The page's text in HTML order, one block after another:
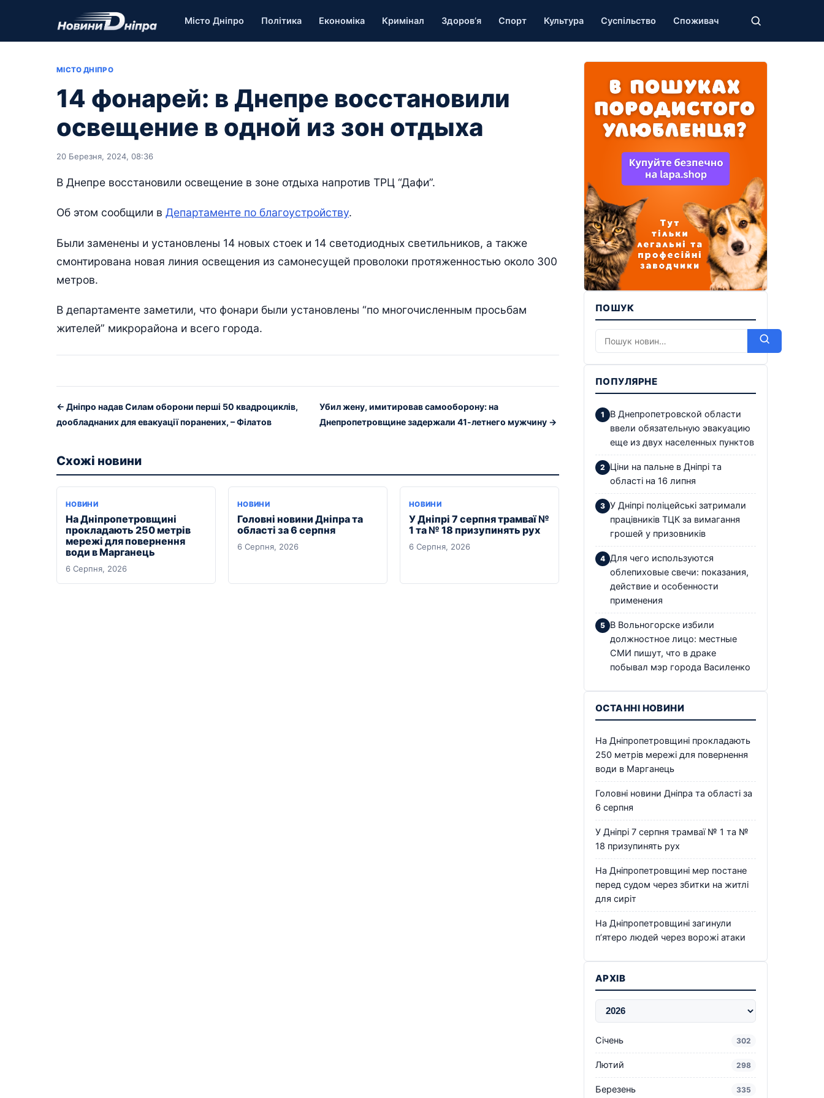
Місто Дніпро Політика Економіка Кримінал Здоров’я Спорт Культура Суспільство Споживач
МІСТО ДНІПРО
14 фонарей: в Днепре восстановили
освещение в одной из зон отдыха
20 Березня, 2024, 08:36
В Днепре восстановили освещение в зоне отдыха напротив ТРЦ “Дафи”.
Об этом сообщили в Департаменте по благоустройству.
Были заменены и установлены 14 новых стоек и 14 светодиодных светильников, а также
смонтирована новая линия освещения из самонесущей проволоки протяженностью около 300
метров.
В департаменте заметили, что фонари были установлены “по многочисленным просьбам
жителей” микрорайона и всего города.
← Дніпро надав Силам оборони перші 50 квадроциклів,
дообладнаних для евакуації поранених, – Філатов
Убил жену, имитировав самооборону: на
Днепропетровщине задержали 41-летнего мужчину →
Схожі новини
НОВИНИ
На Дніпропетровщині
прокладають 250 метрів
мережі для повернення
води в Марганець
6 Серпня, 2026
НОВИНИ
Головні новини Дніпра та
області за 6 серпня
6 Серпня, 2026
НОВИНИ
У Дніпрі 7 серпня трамваї №
1 та № 18 призупинять рух
6 Серпня, 2026
ПОШУК
ПОПУЛЯРНЕ
В Днепропетровской области
ввели обязательную эвакуацию
еще из двух населенных пунктов
Ціни на пальне в Дніпрі та
області на 16 липня
У Дніпрі поліцейські затримали
працівників ТЦК за вимагання
грошей у призовників
Для чего используются
облепиховые свечи: показания,
действие и особенности
применения
В Вольногорске избили
должностное лицо: местные
СМИ пишут, что в драке
побывал мэр города Василенко
ОСТАННІ НОВИНИ
На Дніпропетровщині прокладають
250 метрів мережі для повернення
води в Марганець
Головні новини Дніпра та області за
6 серпня
У Дніпрі 7 серпня трамваї № 1 та №
18 призупинять рух
На Дніпропетровщині мер постане
перед судом через збитки на житлі
для сиріт
На Дніпропетровщині загинули
п’ятеро людей через ворожі атаки
АРХІВ
Січень 302
Лютий 298
Березень 335